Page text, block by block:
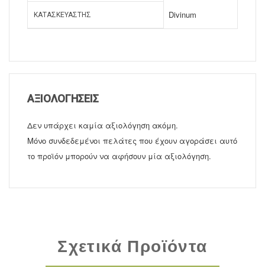
ΚΑΤΑΣΚΕΥΑΣΤΉΣ Divinum
ΑΞΙΟΛΟΓΉΣΕΙΣ
Δεν υπάρχει καμία αξιολόγηση ακόμη.
Μόνο συνδεδεμένοι πελάτες που έχουν αγοράσει αυτό
το προϊόν μπορούν να αφήσουν μία αξιολόγηση.
Σχετικά Προϊόντα